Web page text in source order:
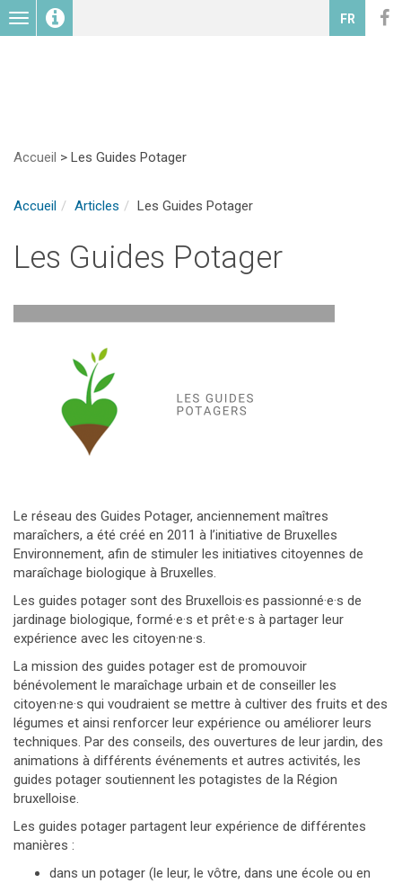
Toggle
navigation
FR
Accueil > Les Guides Potager
Accueil Articles Les Guides Potager
Les Guides Potager
Le réseau des Guides Potager, anciennement maîtres
maraîchers, a été créé en 2011 à l’initiative de Bruxelles
Environnement, afin de stimuler les initiatives citoyennes de
maraîchage biologique à Bruxelles.
Les guides potager sont des Bruxellois·es passionné·e·s de
jardinage biologique, formé·e·s et prêt·e·s à partager leur
expérience avec les citoyen·ne·s.
La mission des guides potager est de promouvoir
bénévolement le maraîchage urbain et de conseiller les
citoyen·ne·s qui voudraient se mettre à cultiver des fruits et des
légumes et ainsi renforcer leur expérience ou améliorer leurs
techniques. Par des conseils, des ouvertures de leur jardin, des
animations à différents événements et autres activités, les
guides potager soutiennent les potagistes de la Région
bruxelloise.
Les guides potager partagent leur expérience de différentes
manières :
dans un potager (le leur, le vôtre, dans une école ou en